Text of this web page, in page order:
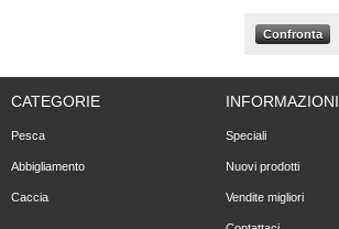
CATEGORIE
Pesca
Abbigliamento
Caccia
INFORMAZIONI
Speciali
Nuovi prodotti
Vendite migliori